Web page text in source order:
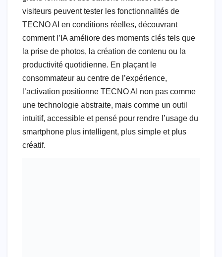
visiteurs peuvent tester les fonctionnalités de
TECNO AI en conditions réelles, découvrant
comment l’IA améliore des moments clés tels que
la prise de photos, la création de contenu ou la
productivité quotidienne. En plaçant le
consommateur au centre de l’expérience,
l’activation positionne TECNO AI non pas comme
une technologie abstraite, mais comme un outil
intuitif, accessible et pensé pour rendre l’usage du
smartphone plus intelligent, plus simple et plus
créatif.